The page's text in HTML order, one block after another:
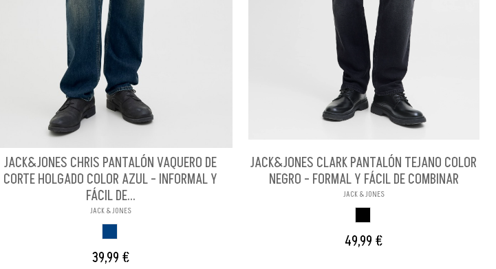
JACK&JONES CHRIS PANTALÓN VAQUERO DE
CORTE HOLGADO COLOR AZUL - INFORMAL Y
FÁCIL DE...
JACK & JONES
39,99 €
JACK&JONES CLARK PANTALÓN TEJANO COLOR
NEGRO - FORMAL Y FÁCIL DE COMBINAR
JACK & JONES
49,99 €